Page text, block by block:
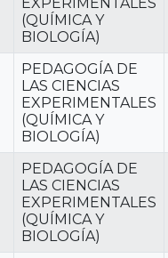
(QUÍMICA Y
BIOLOGÍA)
PEDAGOGÍA DE
LAS CIENCIAS
EXPERIMENTALES
(QUÍMICA Y
BIOLOGÍA)
PEDAGOGÍA DE
LAS CIENCIAS
EXPERIMENTALES
(QUÍMICA Y
BIOLOGÍA)